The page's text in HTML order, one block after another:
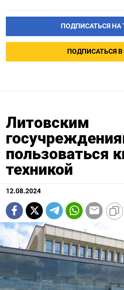
ПОДПИСАТЬСЯ НА
ПОДПИСАТЬСЯ В
Литовским
пользоваться
техникой
12.08.2024